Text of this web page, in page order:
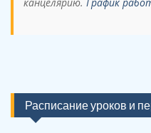
канцелярию. График
Расписание уроков и